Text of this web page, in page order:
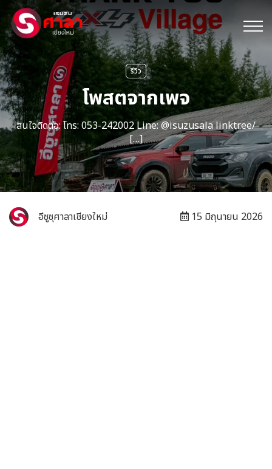
รีวิว
โพสตจากเพจ
สนใจติดต่อ: โทร: 053-242002 Line: @isuzusala linktr.ee/
[…]
อีซูซุศาลาเชียงใหม่ 15 มิถุนายน 2026